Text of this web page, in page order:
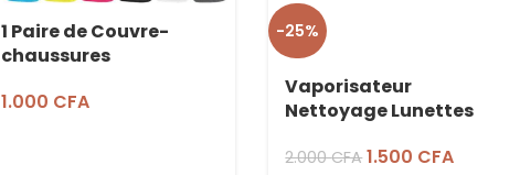
1 Paire de Couvre-
chaussures
Antidérapants Noirs
1.000 CFA
-25%
Vaporisateur
Nettoyage Lunettes
2.000CFA 1.500 CFA